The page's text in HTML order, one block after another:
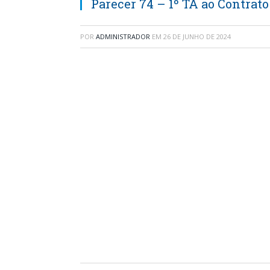
Parecer 74 – 1º TA ao
POR ADMINISTRADOR EM 26 DE JUNHO DE 2024